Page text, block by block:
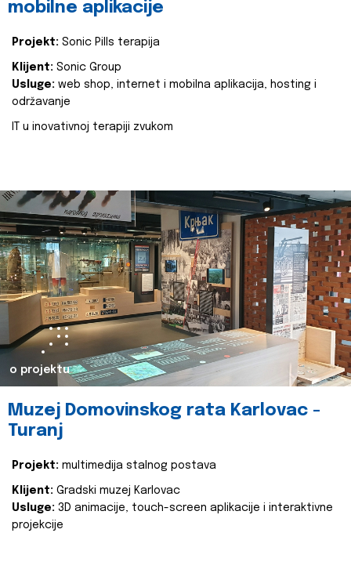
mobilne aplikacije
Projekt: Sonic Pills terapija
Klijent: Sonic Group
Usluge: web shop, internet i mobilna aplikacija, hosting i
održavanje
IT u inovativnoj terapiji zvukom
o projektu
Muzej Domovinskog rata Karlovac -
Turanj
Projekt: multimedija stalnog postava
Klijent: Gradski muzej Karlovac
Usluge: 3D animacije, touch-screen aplikacije i interaktivne
projekcije